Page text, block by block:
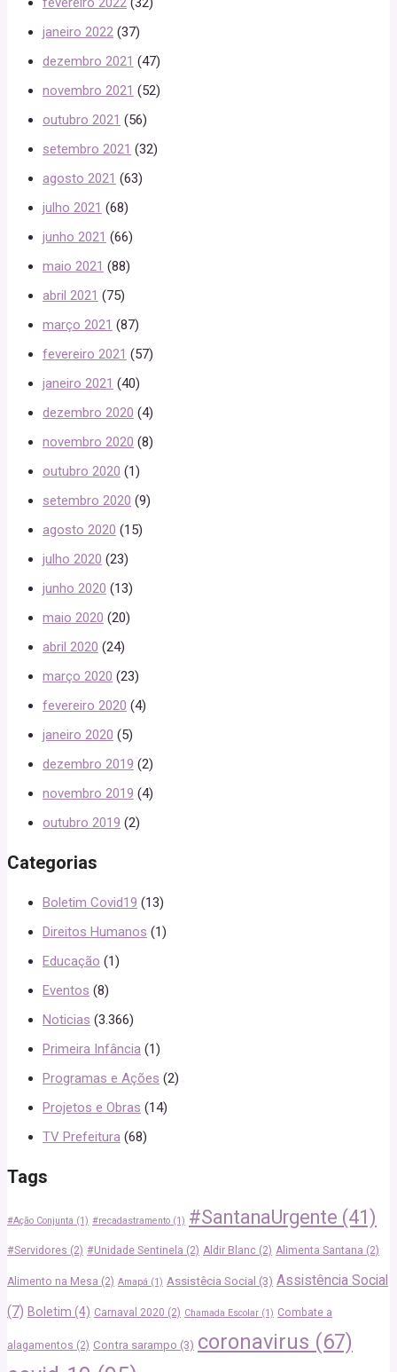
janeiro 2022 (37)
dezembro 2021 (47)
novembro 2021 (52)
outubro 2021 (56)
setembro 2021 (32)
agosto 2021 (63)
julho 2021 (68)
junho 2021 (66)
maio 2021 (88)
abril 2021 (75)
março 2021 (87)
fevereiro 2021 (57)
janeiro 2021 (40)
dezembro 2020 (4)
novembro 2020 (8)
outubro 2020 (1)
setembro 2020 (9)
agosto 2020 (15)
julho 2020 (23)
junho 2020 (13)
maio 2020 (20)
abril 2020 (24)
março 2020 (23)
fevereiro 2020 (4)
janeiro 2020 (5)
dezembro 2019 (2)
novembro 2019 (4)
outubro 2019 (2)
Categorias
Boletim Covid19 (13)
Direitos Humanos (1)
Educação (1)
Eventos (8)
Noticias (3.366)
Primeira Infância (1)
Programas e Ações (2)
Projetos e Obras (14)
TV Prefeitura (68)
Tags
#Ação Conjunta (1) #recadastramento (1) #SantanaUrgente (41)
#Servidores (2) #Unidade Sentinela (2) Aldir Blanc (2) Alimenta Santana (2)
Alimento na Mesa (2) Amapá (1) Assistêcia Social (3) Assistência Social
(7) Boletim (4) Carnaval 2020 (2) Chamada Escolar (1) Combate a
alagamentos (2) Contra sarampo (3) coronavirus (67)